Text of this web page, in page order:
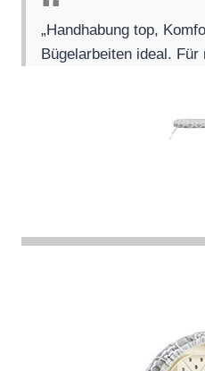
„Handhabung top,
Bügelarbeiten ideal. Für